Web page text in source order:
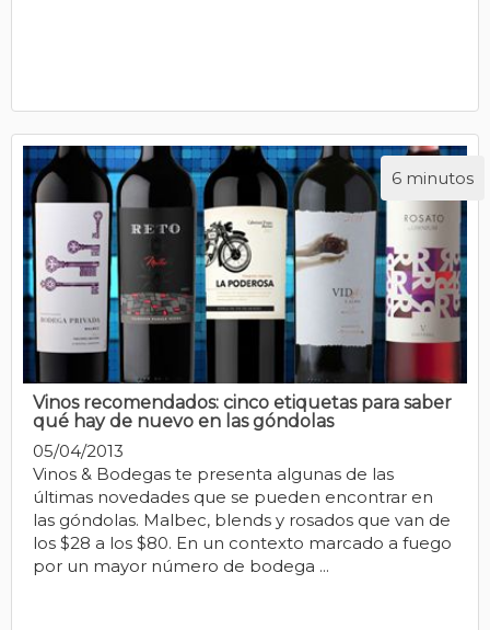
6 minutos
Vinos recomendados: cinco etiquetas para saber
qué hay de nuevo en las góndolas
05/04/2013
Vinos & Bodegas te presenta algunas de las
últimas novedades que se pueden encontrar en
las góndolas. Malbec, blends y rosados que van de
los $28 a los $80. En un contexto marcado a fuego
por un mayor número de bodega ...